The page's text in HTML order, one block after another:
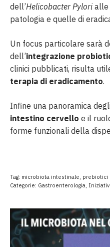
dell’Helicobacter Pylorialle
patologia e quelle di
Un focus particolare sarà
dell’integrazione
clinici pubblicati, risulta
terapia di eradicamento.
Infine una panoramica
intestino cervello e il
forme funzionali della
Tag: microbiota intestinale, prebiotici
Categorie: Gastroenterologia,